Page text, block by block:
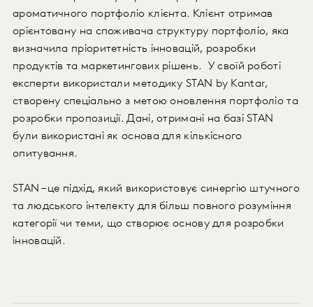
ароматичного портфоліо клієнта. Клієнт отримав
орієнтовану на споживача структуру портфоліо, яка
визначила пріоритетність інновацій, розробки
продуктів та маркетингових рішень. У своїй роботі
експерти використали методику STAN by Kantar,
створену спеціально з метою оновлення портфоліо та
розробки пропозиції. Дані, отримані на базі STAN
були використані як основа для кількісного
опитування.
STAN – це підхід, який використовує синергію штучного
та людського інтелекту для більш повного розуміння
категорії чи теми, що створює основу для розробки
інновацій.